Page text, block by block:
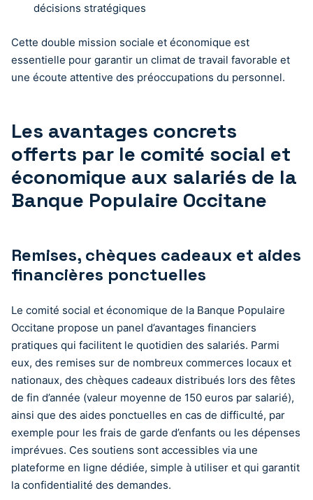
décisions stratégiques
Cette double mission sociale et économique est
essentielle pour garantir un climat de travail favorable et
une écoute attentive des préoccupations du personnel.
Les avantages concrets
offerts par le comité social et
économique aux salariés de la
Banque Populaire Occitane
Remises, chèques cadeaux et aides
financières ponctuelles
Le comité social et économique de la Banque Populaire
Occitane propose un panel d’avantages financiers
pratiques qui facilitent le quotidien des salariés. Parmi
eux, des remises sur de nombreux commerces locaux et
nationaux, des chèques cadeaux distribués lors des fêtes
de fin d’année (valeur moyenne de 150 euros par salarié),
ainsi que des aides ponctuelles en cas de difficulté, par
exemple pour les frais de garde d’enfants ou les dépenses
imprévues. Ces soutiens sont accessibles via une
plateforme en ligne dédiée, simple à utiliser et qui garantit
la confidentialité des demandes.